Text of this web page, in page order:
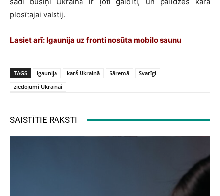
plosītajai valstij.
Lasiet arī: Igaunija uz fronti nosūta mobilo saunu
TAGS Igaunija karš Ukrainā Sāremā
Svarīgi
ziedojumi Ukrainai
SAISTĪTIE RAKSTI